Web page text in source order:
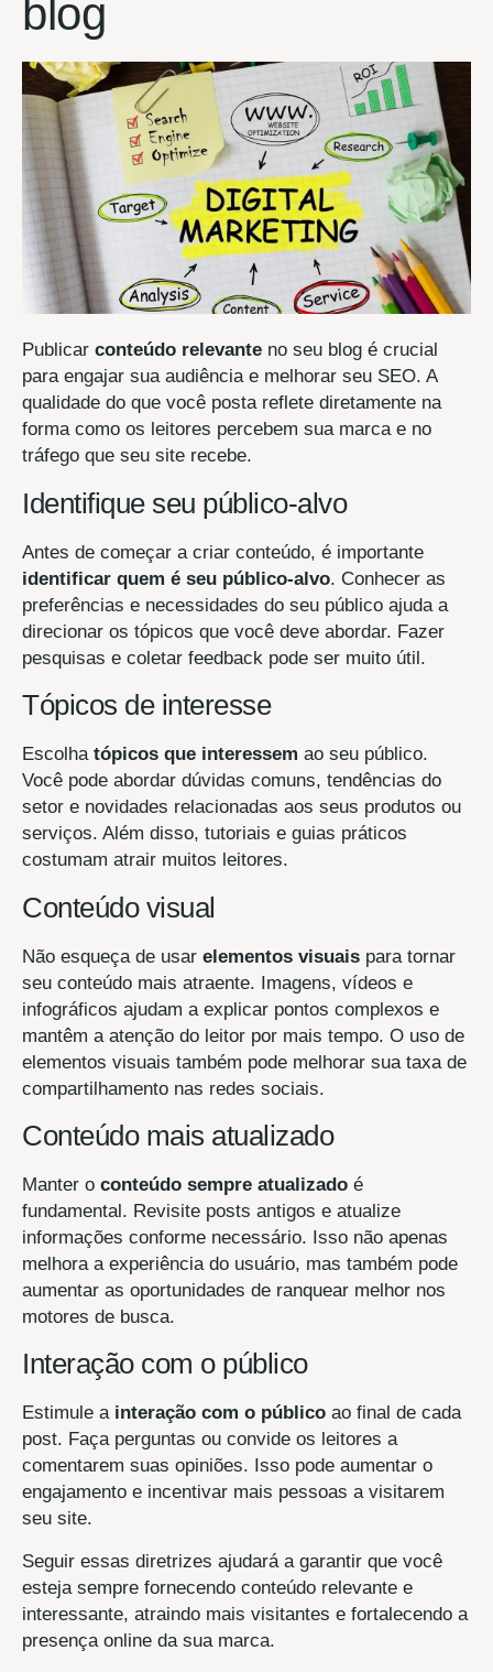
blog
Publicar conteúdo relevante no seu blog é crucial
para engajar sua audiência e melhorar seu SEO. A
qualidade do que você posta reflete diretamente na
forma como os leitores percebem sua marca e no
tráfego que seu site recebe.
Identifique seu público-alvo
Antes de começar a criar conteúdo, é importante
identificar quem é seu público-alvo. Conhecer as
preferências e necessidades do seu público ajuda a
direcionar os tópicos que você deve abordar. Fazer
pesquisas e coletar feedback pode ser muito útil.
Tópicos de interesse
Escolha tópicos que interessem ao seu público.
Você pode abordar dúvidas comuns, tendências do
setor e novidades relacionadas aos seus produtos ou
serviços. Além disso, tutoriais e guias práticos
costumam atrair muitos leitores.
Conteúdo visual
Não esqueça de usar elementos visuais para tornar
seu conteúdo mais atraente. Imagens, vídeos e
infográficos ajudam a explicar pontos complexos e
mantêm a atenção do leitor por mais tempo. O uso de
elementos visuais também pode melhorar sua taxa de
compartilhamento nas redes sociais.
Conteúdo mais atualizado
Manter o conteúdo sempre atualizado é
fundamental. Revisite posts antigos e atualize
informações conforme necessário. Isso não apenas
melhora a experiência do usuário, mas também pode
aumentar as oportunidades de ranquear melhor nos
motores de busca.
Interação com o público
Estimule a interação com o público ao final de cada
post. Faça perguntas ou convide os leitores a
comentarem suas opiniões. Isso pode aumentar o
engajamento e incentivar mais pessoas a visitarem
seu site.
Seguir essas diretrizes ajudará a garantir que você
esteja sempre fornecendo conteúdo relevante e
interessante, atraindo mais visitantes e fortalecendo a
presença online da sua marca.